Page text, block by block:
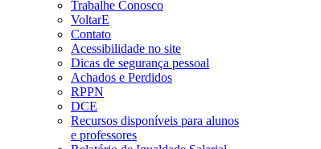
Trabalhe Conosco
VoltarE
Contato
Acessibilidade no site
Dicas de segurança pessoal
Achados e Perdidos
RPPN
DCE
Recursos disponíveis para alunos
e professores